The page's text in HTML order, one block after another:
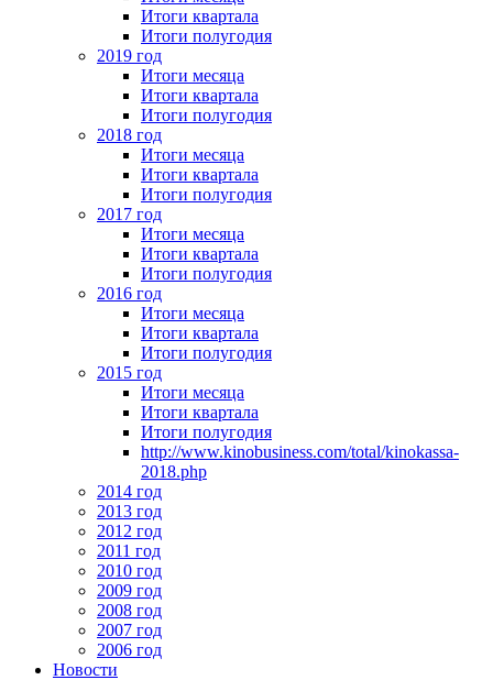
Итоги квартала
Итоги полугодия
2019 год
Итоги месяца
Итоги квартала
Итоги полугодия
2018 год
Итоги месяца
Итоги квартала
Итоги полугодия
2017 год
Итоги месяца
Итоги квартала
Итоги полугодия
2016 год
Итоги месяца
Итоги квартала
Итоги полугодия
2015 год
Итоги месяца
Итоги квартала
Итоги полугодия
http://www.kinobusiness.com/total/kinokassa-
2018.php
2014 год
2013 год
2012 год
2011 год
2010 год
2009 год
2008 год
2007 год
2006 год
Новости